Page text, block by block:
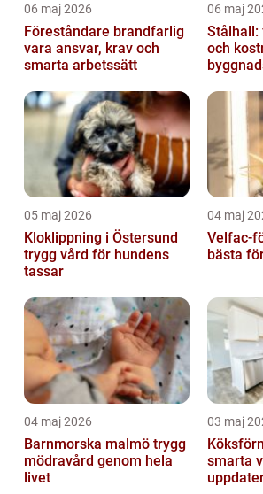
06 maj 2026
Föreståndare brandfarlig
vara ansvar, krav och
smarta arbetssätt
06 maj
Stålhall:
och
05 maj 2026
Kloklippning i Östersund
trygg vård för hundens
tassar
04 maj
Velfac-
bästa
04 maj 2026
Barnmorska malmö trygg
mödravård genom hela
livet
03 maj
smarta